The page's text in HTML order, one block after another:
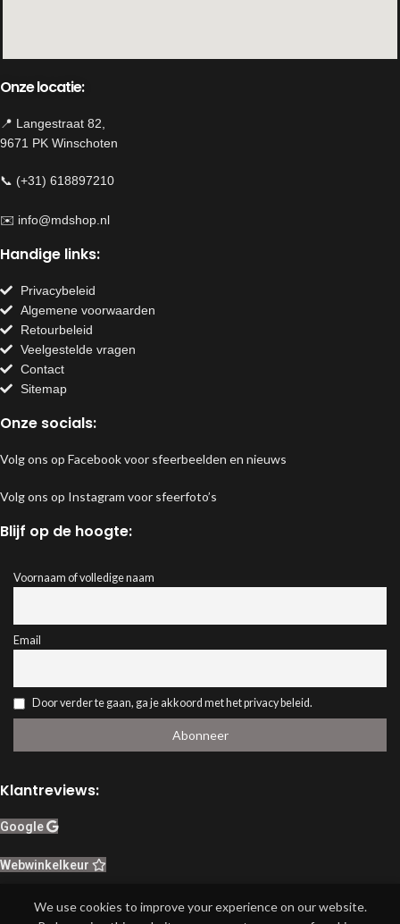
Onze locatie:
📍 Langestraat 82,
9671 PK Winschoten
📞 (+31) 618897210
✉️ info@mdshop.nl
Handige links:
Privacybeleid
Algemene voorwaarden
Retourbeleid
Veelgestelde vragen
Contact
Sitemap
Onze socials:
Volg ons op Facebook voor sfeerbeelden en nieuws
Volg ons op Instagram voor sfeerfoto’s
Blijf op de hoogte:
Voornaam of volledige naam
Email
Door verder te gaan, ga je akkoord met het privacy beleid.
Klantreviews:
Google
Webwinkelkeur
We use cookies to improve your experience on our website.